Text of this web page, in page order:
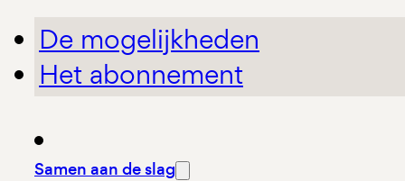
De mogelijkheden
Het abonnement
Samen aan de slag